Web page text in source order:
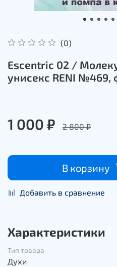
(0)
Escentric 02 /
унисекс RENI №469,
1 000 ₽ 2 800 ₽
В корзину
Добавить в сравнение
Характеристики
Тип товара
Духи